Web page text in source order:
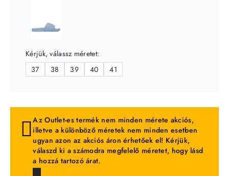
Kérjük, válassz méretet:
37
38 39 40 41
Az Outlet-es termék nem minden mérete akciós,
illetve a különböző méretek nem minden esetben
ugyan azon az akciós áron érhetőek el! Kérjük,
válaszd ki a számodra megfelelő méretet, hogy lásd
a hozzá tartozó árat.